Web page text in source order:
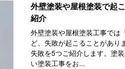
外壁塗装や屋根塗装で起
紹介
外壁塗装や屋根塗装工事では
ど、失敗が起こることがあり
失敗を5つご紹介します。塗
い塗装工事をお...